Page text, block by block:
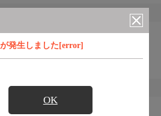
発生しました[error]
OK
番組